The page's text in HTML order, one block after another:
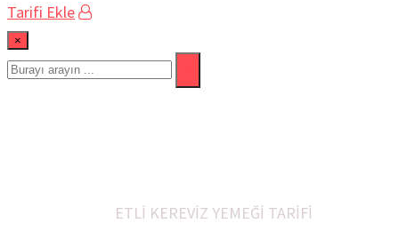
Tarifi Ekle
×
ETLİ KEREVİZ YEMEĞİ TARİFİ